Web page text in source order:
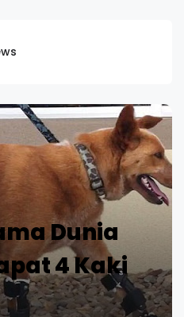
Dunia
4 Kaki